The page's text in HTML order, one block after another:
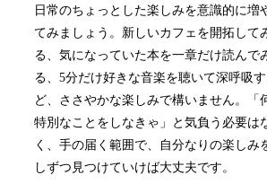
日常のちょっとした楽しみを意識的に増
てみましょう。新しいカフェを開拓して
る、気になっていた本を一章だけ読んで
る、5分だけ好きな音楽を聴いて深呼吸
ど、ささやかな楽しみで構いません。「
特別なことをしなきゃ」と気負う必要は
く、手の届く範囲で、自分なりの楽しみ
しずつ見つけていけば大丈夫です。